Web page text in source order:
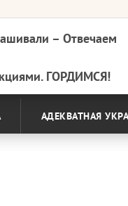
– Отвечаем
ГОРДИМСЯ!
АДЕКВАТНАЯ